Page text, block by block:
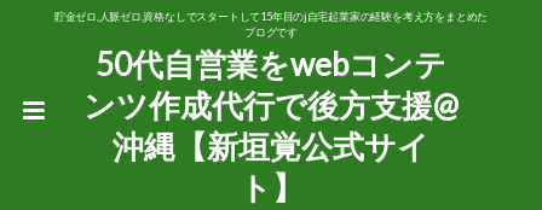
貯金ゼロ,人脈ゼロ,資格なしでスタートして15年目のj自宅起業家の経験を考え方をまとめた
ブログです
50代自営業をwebコンテ
ンツ作成代行で後方支援@
沖縄【新垣覚公式サイ
ト】